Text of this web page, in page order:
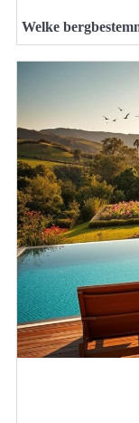
Welke